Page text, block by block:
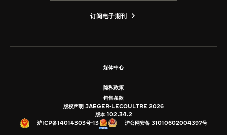
订阅电子期刊
媒体中心
隐私政策
销售条款
版权声明 JAEGER-LECOULTRE 2026
版本 102.34.2
沪ICP备14014303号-13
沪公网安备 31010602004397号